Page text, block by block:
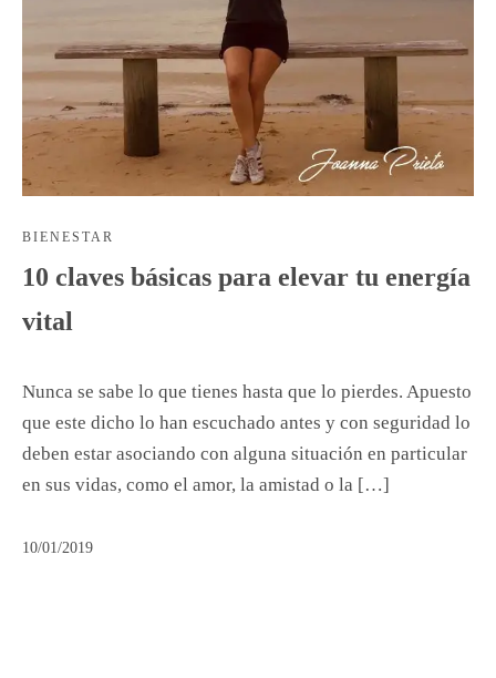
BIENESTAR
10 claves básicas para elevar tu energía
vital
Nunca se sabe lo que tienes hasta que lo pierdes. Apuesto
que este dicho lo han escuchado antes y con seguridad lo
deben estar asociando con alguna situación en particular
en sus vidas, como el amor, la amistad o la […]
10/01/2019